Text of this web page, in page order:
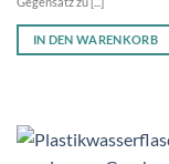
IN DEN WARENKORB